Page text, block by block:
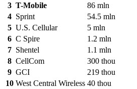
3 T-Mobile
86 mln
4 Sprint
54.5 mln
5 U.S. Cellular
5 mln
6 C Spire
1.2 mln
7 Shentel
1.1 mln
8 CellCom
300 thou
9 GCI
219 thou
10 West Central Wireless 40 thou